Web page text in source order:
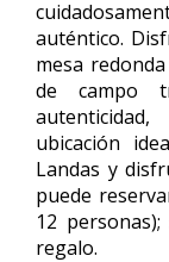
auténtico.
mesa
de campo
ubicación
Landas y
puede
12
regalo.